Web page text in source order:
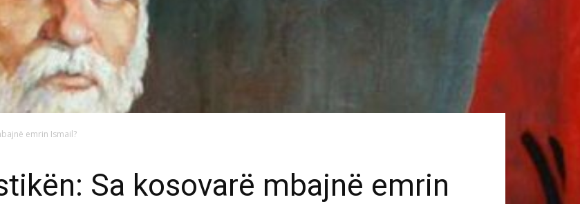
emrin Ismail?
Sa kosovarë mbajnë emrin